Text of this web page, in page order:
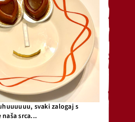
svaki zalogaj s
srca...